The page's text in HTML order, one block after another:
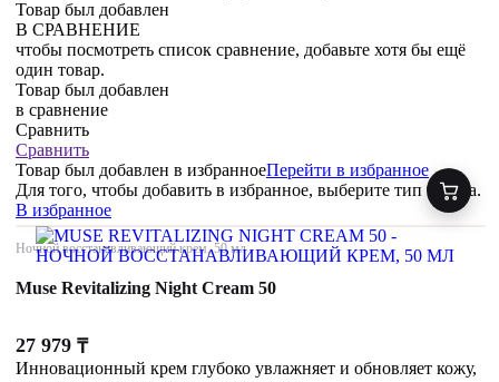
Товар был добавлен
В СРАВНЕНИЕ
чтобы посмотреть список сравнение, добавьте хотя бы ещё
один товар.
Товар был добавлен
в сравнение
Сравнить
Сравнить
Товар был добавлен в избранноеПерейти в избранное
Для того, чтобы добавить в избранное, выберите тип товара.
В избранное
Ночной восстанавливающий крем, 50 мл
Muse Revitalizing Night Cream 50
27 979 ₸
Инновационный крем глубоко увлажняет и обновляет кожу,